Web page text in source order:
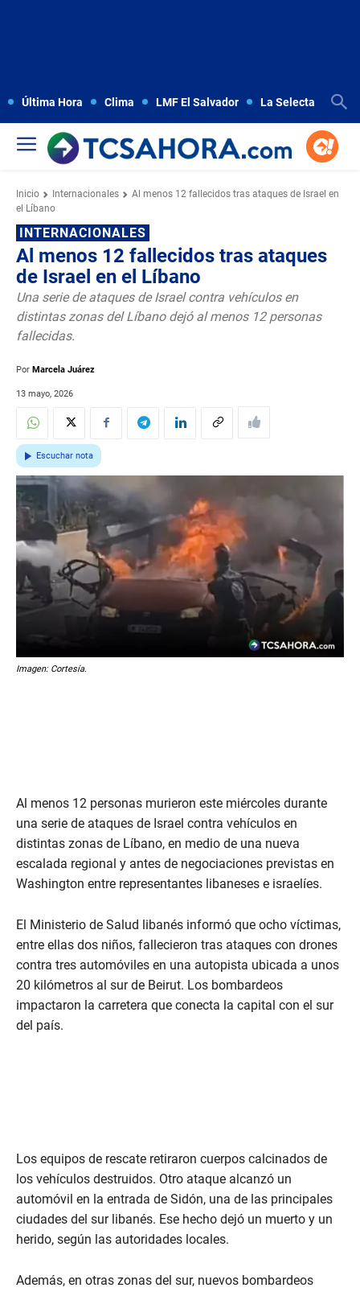
Última Hora Clima LMF El Salvador La Selecta
Inicio Internacionales
Al menos 12 fallecidos tras ataques de Israel en
el Líbano
INTERNACIONALES
Al menos 12 fallecidos tras ataques
de Israel en el Líbano
Una serie de ataques de Israel contra vehículos en
distintas zonas del Líbano dejó al menos 12 personas
fallecidas.
Por Marcela Juárez
13 mayo, 2026
Escuchar nota
Imagen: Cortesía.
Al menos 12 personas murieron este miércoles durante
una serie de ataques de Israel contra vehículos en
distintas zonas de Líbano, en medio de una nueva
escalada regional y antes de negociaciones previstas en
Washington entre representantes libaneses e israelíes.
El Ministerio de Salud libanés informó que ocho víctimas,
entre ellas dos niños, fallecieron tras ataques con drones
contra tres automóviles en una autopista ubicada a unos
20 kilómetros al sur de Beirut. Los bombardeos
impactaron la carretera que conecta la capital con el sur
del país.
Los equipos de rescate retiraron cuerpos calcinados de
los vehículos destruidos. Otro ataque alcanzó un
automóvil en la entrada de Sidón, una de las principales
ciudades del sur libanés. Ese hecho dejó un muerto y un
herido, según las autoridades locales.
Además, en otras zonas del sur, nuevos bombardeos